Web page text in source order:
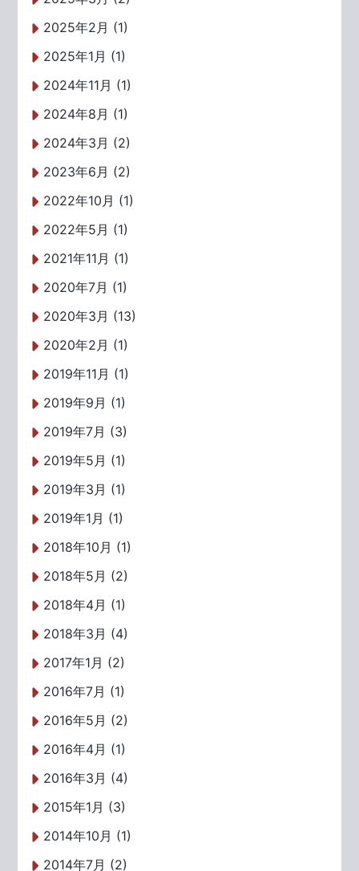
2025年2月 (1)
2025年1月 (1)
2024年11月 (1)
2024年8月 (1)
2024年3月 (2)
2023年6月 (2)
2022年10月 (1)
2022年5月 (1)
2021年11月 (1)
2020年7月 (1)
2020年3月 (13)
2020年2月 (1)
2019年11月 (1)
2019年9月 (1)
2019年7月 (3)
2019年5月 (1)
2019年3月 (1)
2019年1月 (1)
2018年10月 (1)
2018年5月 (2)
2018年4月 (1)
2018年3月 (4)
2017年1月 (2)
2016年7月 (1)
2016年5月 (2)
2016年4月 (1)
2016年3月 (4)
2015年1月 (3)
2014年10月 (1)
2014年7月 (2)